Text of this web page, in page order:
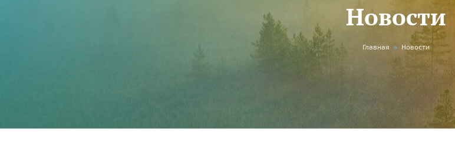
Новости
Главная » Новости